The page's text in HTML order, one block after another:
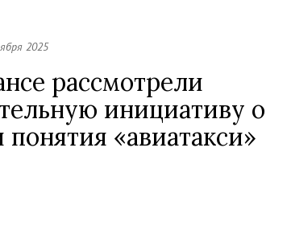
2025
рассмотрели
инициативу о
«авиатакси»